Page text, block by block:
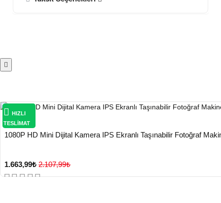
HIZLI
TESLİMAT
1080P HD Mini Dijital Kamera IPS Ekranlı Taşınabilir Fotoğraf
1.663,99₺ 2.107,99₺